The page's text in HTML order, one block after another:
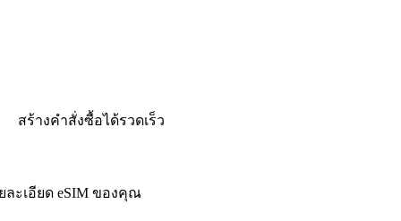
สร้างคำสั่งซื้อได้รวดเร็ว
ละเอียด eSIM ของคุณ